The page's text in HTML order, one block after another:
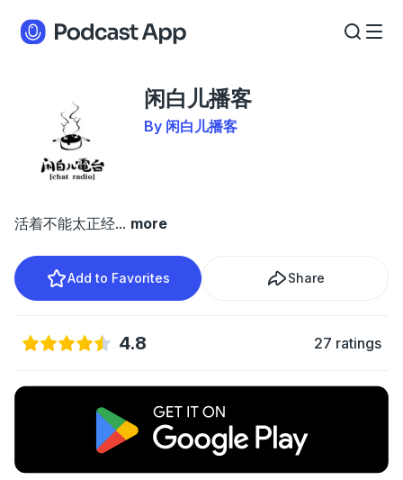
闲白儿播客
By 闲白儿播客
活着不能太正经... more
Add to Favorites Share
4.8 27 ratings